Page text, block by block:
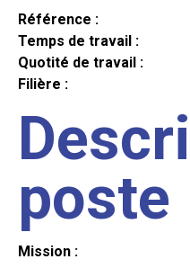
Référence :
Temps de travail :
Quotité de travail :
Filière :
poste
Mission :